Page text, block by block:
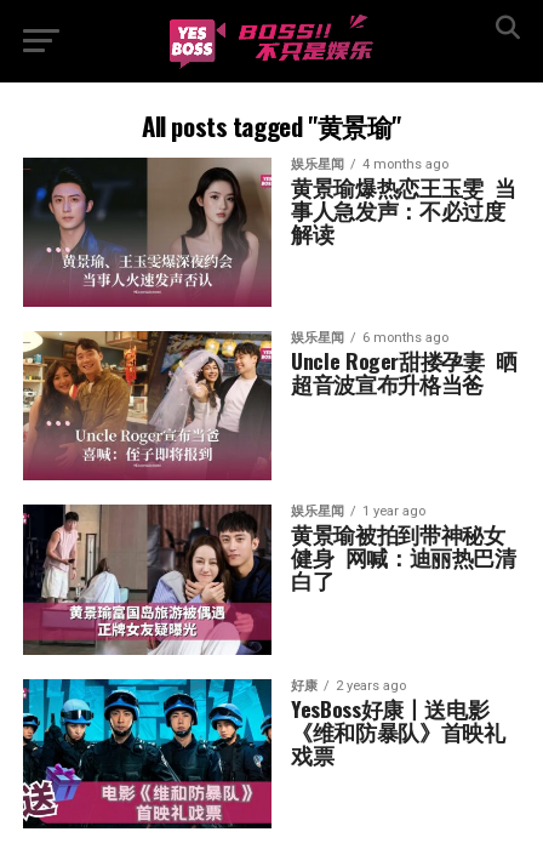
All posts tagged "黄景瑜"
娱乐星闻 4 months ago
黄景瑜爆热恋王玉雯  当
事人急发声：不必过度
解读
娱乐星闻 6 months ago
Uncle Roger甜搂孕妻  晒
超音波宣布升格当爸
娱乐星闻 1 year ago
黄景瑜被拍到带神秘女
健身  网喊：迪丽热巴清
白了
好康 2 years ago
YesBoss好康丨送电影
《维和防暴队》首映礼
戏票